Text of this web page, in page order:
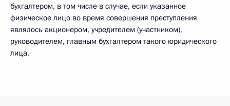
бухгалтером, в том числе в случае, если указанное
физическое лицо во время совершения преступления
являлось акционером, учредителем (участником),
руководителем, главным бухгалтером такого юридического
лица.